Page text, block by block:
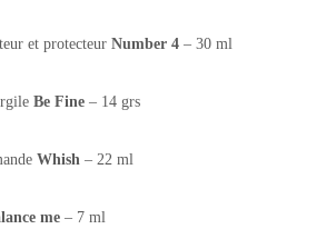
et protecteur Number 4 – 30 ml
Be Fine – 14 grs
Whish – 22 ml
me – 7 ml